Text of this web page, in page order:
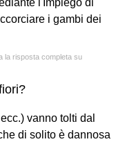
i gambi dei
la risposta completa su
vanno tolti dal
di solito è dannosa